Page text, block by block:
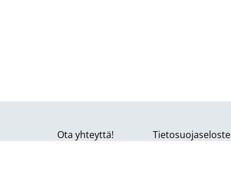
Ota yhteyttä! Tietosuojaseloste